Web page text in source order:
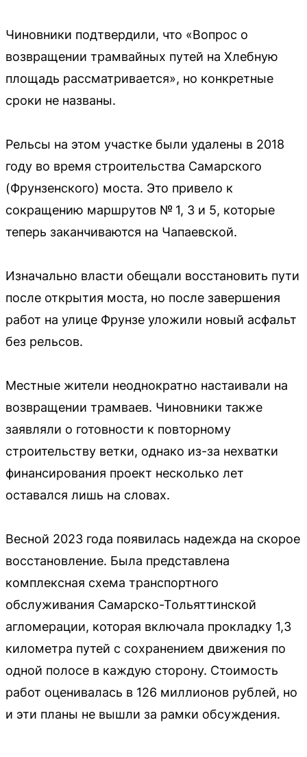
Чиновники подтвердили, что «Вопрос о
возвращении трамвайных путей на Хлебную
площадь рассматривается», но конкретные
сроки не названы.
Рельсы на этом участке были удалены в 2018
году во время строительства Самарского
(Фрунзенского) моста. Это привело к
сокращению маршрутов № 1, 3 и 5, которые
теперь заканчиваются на Чапаевской.
Изначально власти обещали восстановить пути
после открытия моста, но после завершения
работ на улице Фрунзе уложили новый асфальт
без рельсов.
Местные жители неоднократно настаивали на
возвращении трамваев. Чиновники также
заявляли о готовности к повторному
строительству ветки, однако из-за нехватки
финансирования проект несколько лет
оставался лишь на словах.
Весной 2023 года появилась надежда на скорое
восстановление. Была представлена
комплексная схема транспортного
обслуживания Самарско-Тольяттинской
агломерации, которая включала прокладку 1,3
километра путей с сохранением движения по
одной полосе в каждую сторону. Стоимость
работ оценивалась в 126 миллионов рублей, но
и эти планы не вышли за рамки обсуждения.